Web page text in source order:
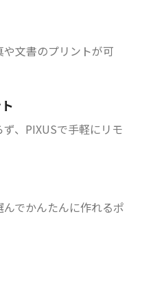
文書のプリントが可
、PIXUSで手軽にリモ
でかんたんに作れるポ